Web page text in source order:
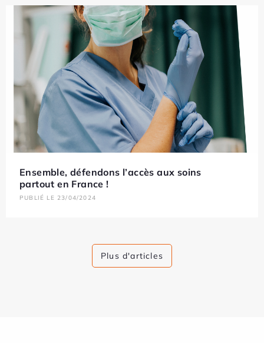
Ensemble, défendons l’accès aux soins
partout en France !
PUBLIÉ LE 23/04/2024
Plus d'articles